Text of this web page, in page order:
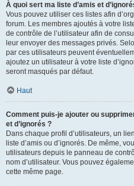
À quoi sert ma liste d’amis et
Vous pouvez utiliser ces listes afin
forum. Les membres ajoutés à votre
de contrôle de l’utilisateur afin de
leur envoyer des messages privés.
par ces utilisateurs peuvent
ajoutez un utilisateur à votre liste
seront masqués par défaut.
Haut
Comment puis-je ajouter ou
et d’ignorés ?
Dans chaque profil d’utilisateurs, un
liste d’amis ou d’ignorés. De même,
utilisateurs depuis le panneau de
nom d’utilisateur. Vous pouvez
cette même page.